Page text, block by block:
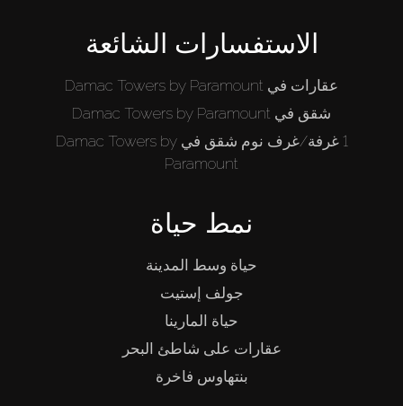
الاستفسارات الشائعة
عقارات في Damac Towers by Paramount
شقق في Damac Towers by Paramount
1 غرفة/غرف نوم شقق في Damac Towers by
Paramount
نمط حياة
حياة وسط المدينة
جولف إستيت
حياة المارينا
عقارات على شاطئ البحر
بنتهاوس فاخرة